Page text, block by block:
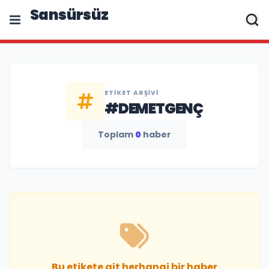
Sansürsüz
ETIKET ARŞIVI
#DEMETGENÇ
Toplam 0 haber